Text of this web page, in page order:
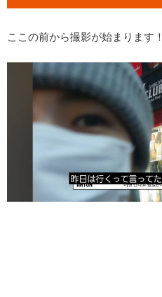
ここの前から撮影が始まります！